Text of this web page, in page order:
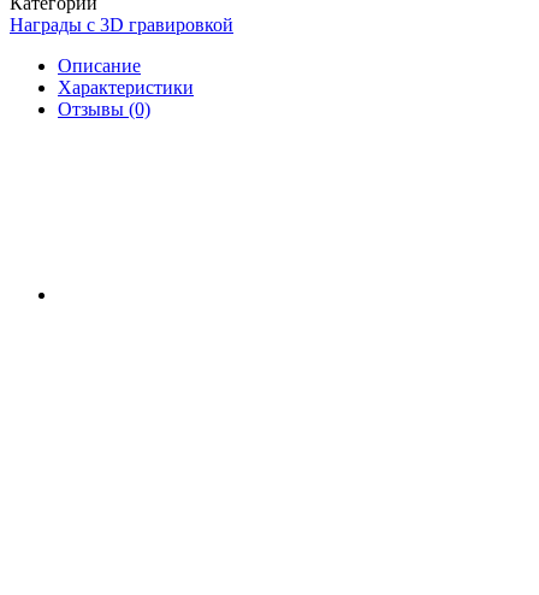
Награды с 3D гравировкой
Описание
Характеристики
Отзывы (0)